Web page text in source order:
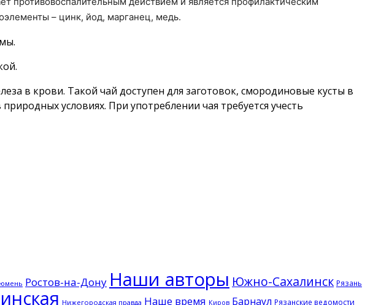
– цинк, йод, марганец, медь.
в крови. Такой чай доступен для заготовок, смородиновые кусты в
условиях. При употреблении чая требуется учесть
Ростов-на-Дону Наши авторы Южно-Сахалинск Рязань
Нижегородская правда Наше время Киров Барнаул Рязанские ведомости